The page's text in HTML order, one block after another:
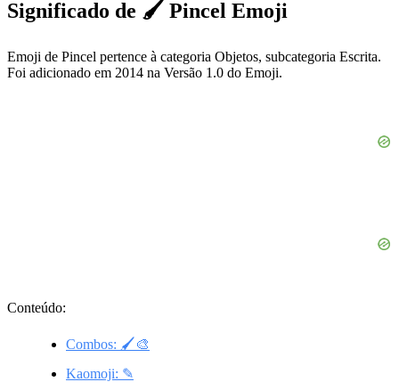
Significado de 🖌️ Pincel Emoji
Emoji de Pincel pertence à categoria Objetos, subcategoria Escrita.
Foi adicionado em 2014 na Versão 1.0 do Emoji.
Conteúdo:
Combos: 🖌️🎨
Kaomoji: ✎